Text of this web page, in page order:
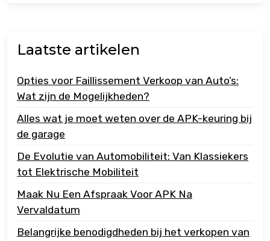
Laatste artikelen
Opties voor Faillissement Verkoop van Auto’s:
Wat zijn de Mogelijkheden?
Alles wat je moet weten over de APK-keuring bij
de garage
De Evolutie van Automobiliteit: Van Klassiekers
tot Elektrische Mobiliteit
Maak Nu Een Afspraak Voor APK Na
Vervaldatum
Belangrijke benodigdheden bij het verkopen van